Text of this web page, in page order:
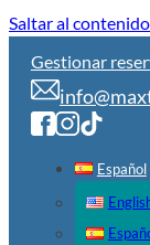
Saltar al
Gestionar
Español